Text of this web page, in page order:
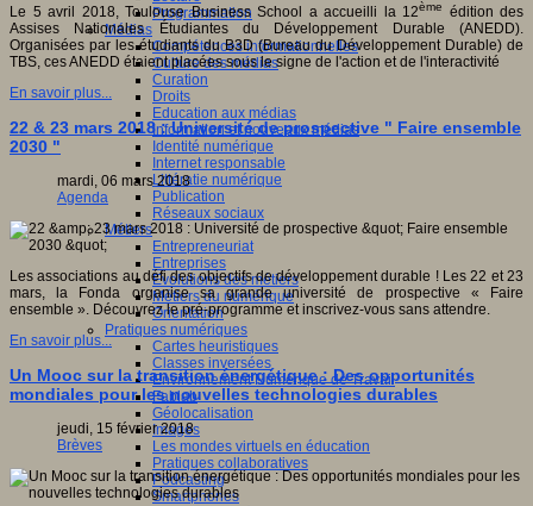
Programmation
Médias
Compétences informationnelles
Culture des médias
Curation
Droits
Education aux médias
Information et nouveaux médias
Identité numérique
Internet responsable
Littératie numérique
Publication
Réseaux sociaux
Métiers
Entrepreneuriat
Entreprises
Evolutions des métiers
Métiers du numérique
Orientation
Pratiques numériques
Cartes heuristiques
Classes inversées
Environnement Numérique de Travail
Fablab
Géolocalisation
Images
Les mondes virtuels en éducation
Pratiques collaboratives
Podcasting
Smartphones
Le 5 avril 2018, Toulouse Business School a accueilli la 12ème
édition des
Assises Nationales Étudiantes du Développement Durable (ANEDD).
Organisées par les étudiants du B3D (Bureau du Développement Durable) de
TBS, ces ANEDD étaient placées sous le signe de l'action et de l'interactivité
En savoir plus...
22 & 23 mars 2018 : Université de prospective " Faire ensemble
2030 "
mardi, 06 mars 2018
Agenda
Les associations au défi des objectifs de développement durable ! Les 22 et 23
mars, la Fonda organise sa grande université de prospective « Faire
ensemble ». Découvrez le pré-programme et inscrivez-vous sans attendre.
En savoir plus...
Un Mooc sur la transition énergétique : Des opportunités
mondiales pour les nouvelles technologies durables
jeudi, 15 février 2018
Brèves